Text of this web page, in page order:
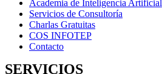
Academia de Inteligencia Artificial
Servicios de Consultoría
Charlas Gratuitas
COS INFOTEP
Contacto
SERVICIOS